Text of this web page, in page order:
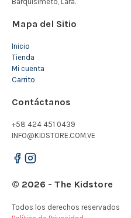
Mapa del Sitio
Inicio
Tienda
Mi cuenta
Carrito
Contáctanos
+58 424 451 0439
INFO@KIDSTORE.COM.VE
© 2026 - The Kidstore
Todos los derechos reservados